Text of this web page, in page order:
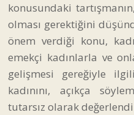
konusundaki
olması gerektiğini
önem verdiği konu,
emekçi kadınlarla ve
gelişmesi gereğiyle
kadınını, açıkça
tutarsız olarak